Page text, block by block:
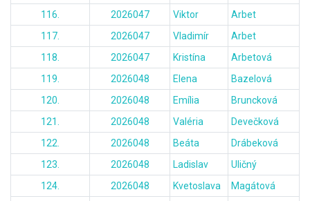
116.
2026047 Viktor
Arbet
117.
2026047 Vladimír
Arbet
118.
2026047 Kristína
Arbetová
119.
2026048 Elena
Bazelová
120.
2026048 Emília
Bruncková
121.
2026048 Valéria
Devečková
122.
2026048 Beáta
Drábeková
123.
2026048 Ladislav
Uličný
124.
2026048 Kvetoslava
Magátová